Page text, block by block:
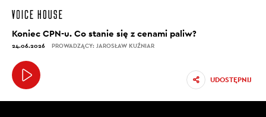
Koniec CPN-u. Co stanie się z cenami paliw?
24.06.2026 PROWADZĄCY: JAROSŁAW KUŹNIAR
UDOSTĘPNIJ